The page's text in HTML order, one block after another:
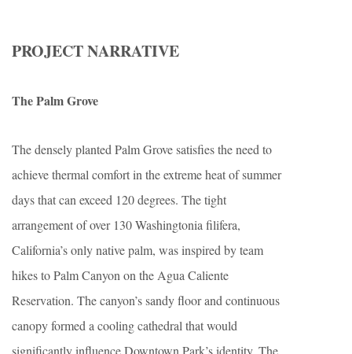
PROJECT NARRATIVE
The Palm Grove
The densely planted Palm Grove satisfies the need to
achieve thermal comfort in the extreme heat of summer
days that can exceed 120 degrees. The tight
arrangement of over 130 Washingtonia filifera,
California’s only native palm, was inspired by team
hikes to Palm Canyon on the Agua Caliente
Reservation. The canyon’s sandy floor and continuous
canopy formed a cooling cathedral that would
significantly influence Downtown Park’s identity. The